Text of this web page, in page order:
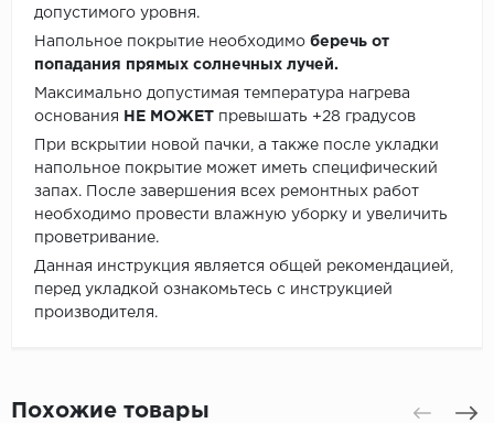
допустимого уровня.
Напольное покрытие необходимо беречь от
попадания прямых солнечных лучей.
Максимально допустимая температура нагрева
основания
НЕ МОЖЕТ превышать +28 градусов
При вскрытии новой пачки, а также после укладки
напольное покрытие может иметь специфический
запах. После завершения всех ремонтных работ
необходимо провести влажную уборку и увеличить
проветривание.
Данная инструкция является общей рекомендацией,
перед укладкой ознакомьтесь с инструкцией
производителя.
Похожие товары